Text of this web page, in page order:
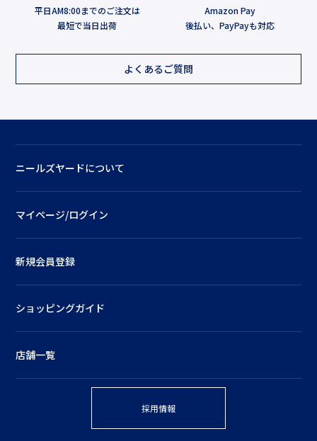
平日AM8:00までのご注文は
最短で当日出荷
Amazon Pay
後払い、PayPayも対応
よくあるご質問
ニールズヤードについて
マイページ/ログイン
新規会員登録
ショッピングガイド
店舗一覧
採用情報